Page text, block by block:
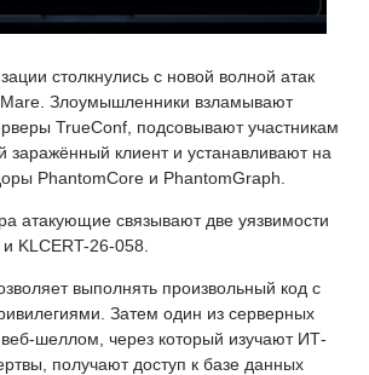
столкнулись с новой волной атак
Mare. Злоумышленники взламывают
TrueConf, подсовывают участникам
заражённый клиент и устанавливают на
PhantomCore и PhantomGraph.
атакующие связывают две уязвимости
KLCERT-26-058.
выполнять произвольный код с
Затем один из серверных
шеллом, через который изучают ИТ-
получают доступ к базе данных